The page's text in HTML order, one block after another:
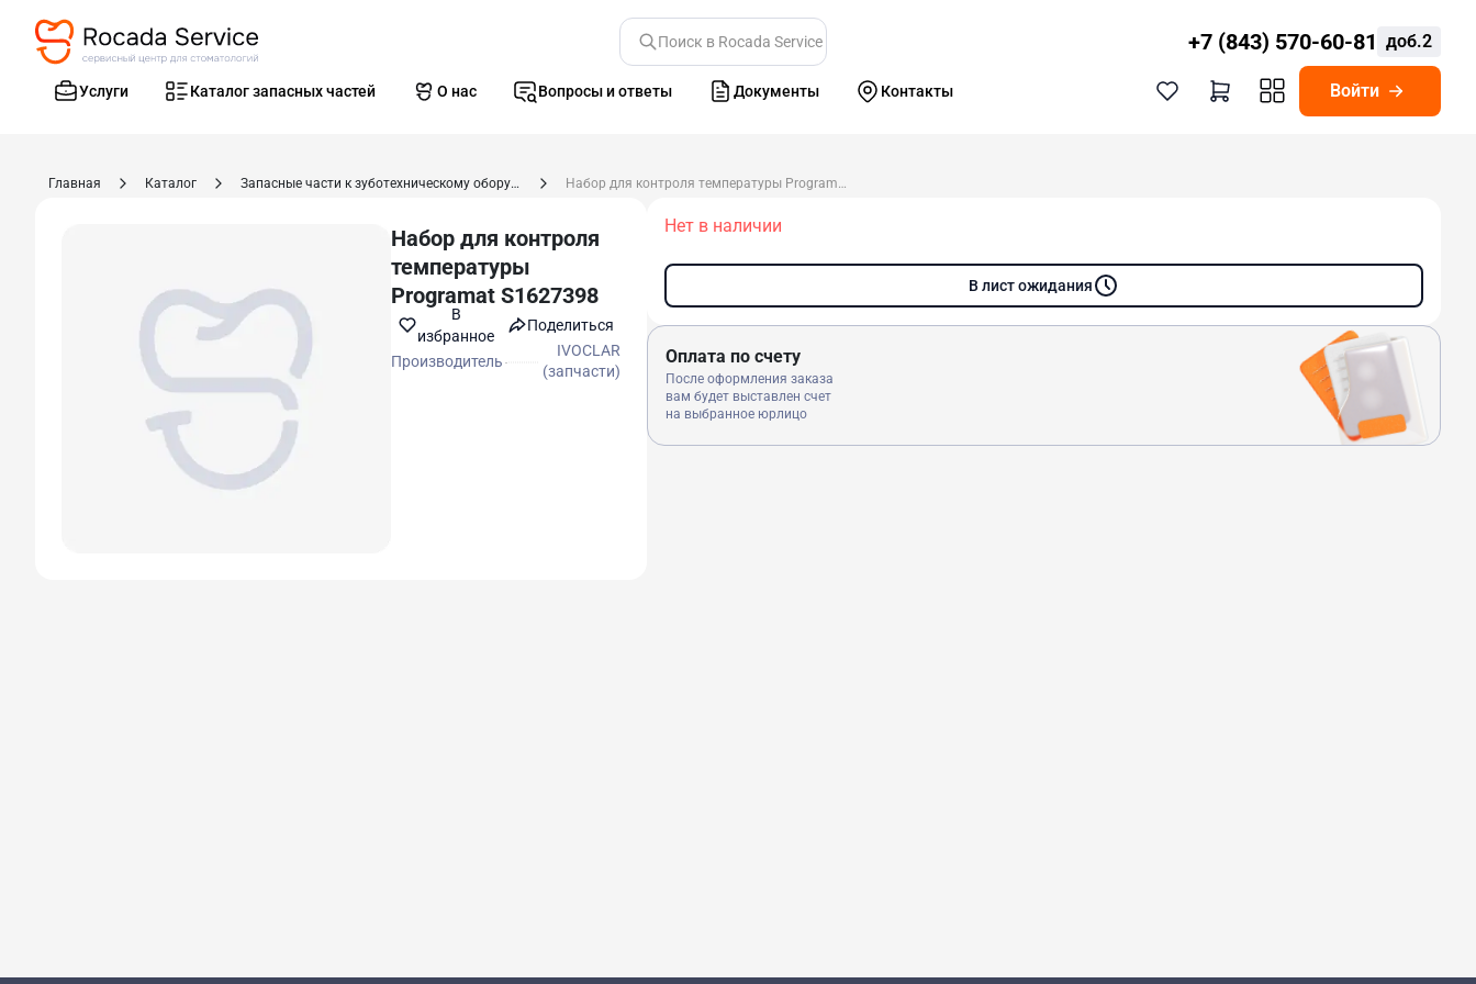
Поиск в Rocada Service +7 (843) 570-60-81 доб.2
Услуги Каталог запасных частей О нас Вопросы и ответы Документы Контакты Войти
Главная Каталог Запасные части к зуботехническому оборудованию Набор для контроля температуры Programat S1627398
Набор для контроля
температуры
Programat S1627398
В
избранноe
Поделиться
Производитель
IVOCLAR
(запчасти)
Нет в наличии
В лист ожидания
Оплата по счету
После оформления заказа
вам будет выставлен счет
на выбранное юрлицо